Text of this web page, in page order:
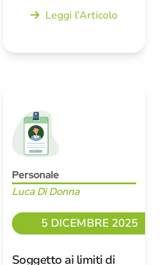
Leggi l'Articolo
Personale
Luca Di Donna
5 DICEMBRE 2025
Soggetto ai limiti di